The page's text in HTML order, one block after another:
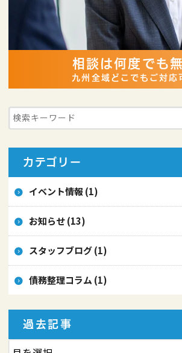
相談は何度でも
九州全域どこでもご対応
カテゴリー
イベント情報 (1)
お知らせ (13)
スタッフブログ (1)
債務整理コラム (1)
過去記事